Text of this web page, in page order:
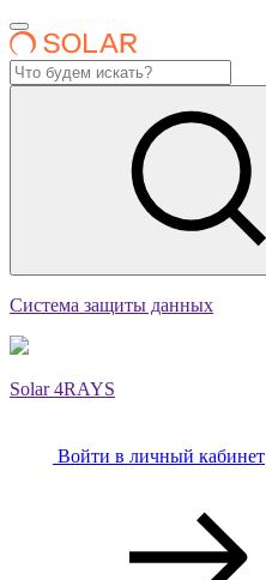
Система защиты данных
Solar 4RAYS
Войти в личный кабинет